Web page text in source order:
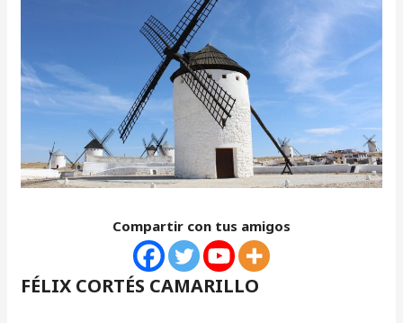
Compartir con tus amigos
FÉLIX CORTÉS CAMARILLO